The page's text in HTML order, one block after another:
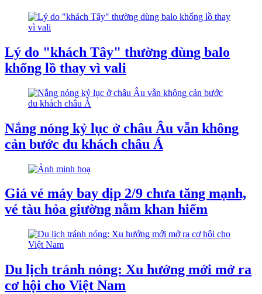
Lý do "khách Tây" thường dùng balo
khổng lồ thay vì vali
Nắng nóng kỷ lục ở châu Âu vẫn không
cản bước du khách châu Á
Giá vé máy bay dịp 2/9 chưa tăng mạnh,
vé tàu hỏa giường nằm khan hiếm
Du lịch tránh nóng: Xu hướng mới mở ra
cơ hội cho Việt Nam